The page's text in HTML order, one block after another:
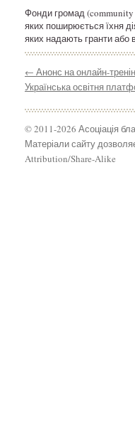
Фонди громад (community
яких поширюється їхня
яких надають гранти або
← Анонс на онлайн-
Українська освітня
© 2011-2026 Асоціація
Матеріали сайту
Attribution/Share-Alike